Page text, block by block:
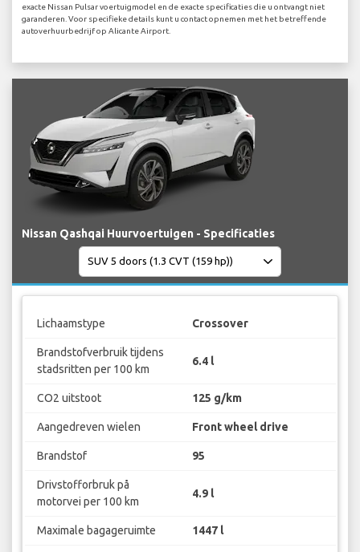
exacte Nissan Pulsar voertuigmodel en de exacte specificaties die u ontvangt niet
garanderen. Voor specifieke details kunt u contact opnemen met het betreffende
autoverhuurbedrijf op Alicante Airport.
Nissan Qashqai Huurvoertuigen - Specificaties
Lichaamstype Crossover
Brandstofverbruik tijdens
stadsritten per 100 km
6.4 l
CO2 uitstoot 125 g/km
Aangedreven wielen Front wheel drive
Brandstof 95
Drivstofforbruk på
motorvei per 100 km
4.9 l
Maximale bagageruimte 1447 l